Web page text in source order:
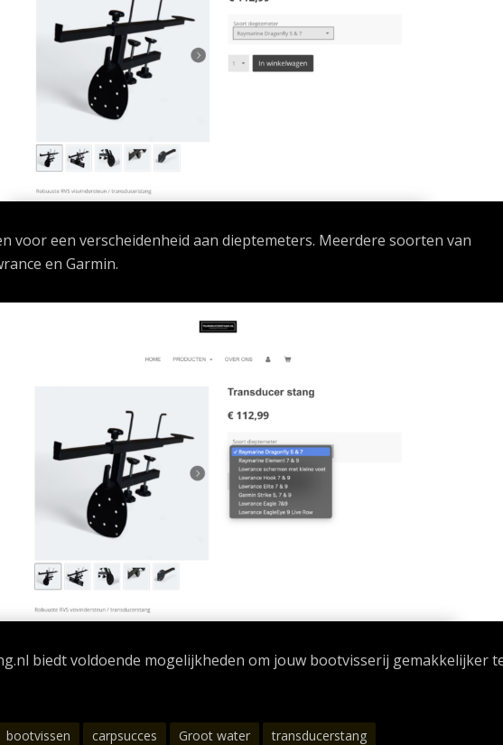
voor een verscheidenheid aan dieptemeters. Meerdere soorten van
en Garmin.
biedt voldoende mogelijkheden om jouw bootvisserij gemakkelijker
bootvissen carpsucces Groot water transducerstang